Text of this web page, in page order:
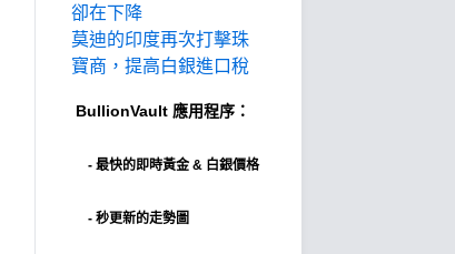
卻在下降
莫迪的印度再次打擊珠
寶商，提高白銀進口稅
BullionVault 應用程序：
- 最快的即時黃金 & 白銀價格
- 秒更新的走勢圖